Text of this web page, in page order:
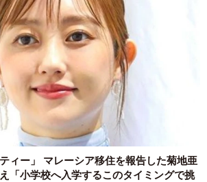
中原さん（中原るんさん提供）
、就活生同士の交流なく解散していま
深め、その後も交流が続いたケースは
グループワークで一緒になった男の子
ィー」 マレーシア移住を報告した菊地亜
「小学校へ入学するこのタイミングで挑